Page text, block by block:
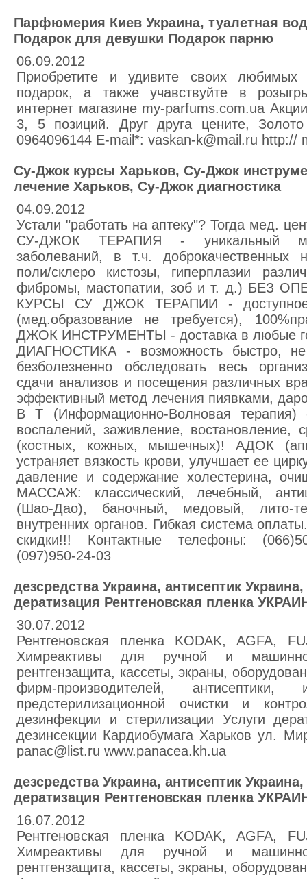
Парфюмерия Киев Украина, туалетная
Подарок для девушки Подарок парню
06.09.2012
Приобретите и удивите своих
подарок, а также учавствуйте в
интернет магазине my-parfums.com.ua
3, 5 позиций. Друг друга цените,
0964096144 E-mail*: vaskan-k@mail.ru http://
Су-Джок курсы Харьков, Су-Джок
лечение Харьков, Су-Джок диагностика
04.09.2012
Устали "работать на аптеку"? Тогда мед.
СУ-ДЖОК ТЕРАПИЯ - уникальный
заболеваний, в т.ч. доброкачественных
поли/склеро кистозы, гиперплазии
фибромы, мастопатии, зоб и т. д.) БЕЗ
КУРСЫ СУ ДЖОК ТЕРАПИИ - доступное
(мед.образование не требуется),
ДЖОК ИНСТРУМЕНТЫ - доставка в любые
ДИАГНОСТИКА - возможность быстро, не
безболезненно обследовать весь
сдачи анализов и посещения различных
эффективный метод лечения пиявками,
В Т (Информационно-Волновая терапия)
воспалений, заживление, востановление,
(костных, кожных, мышечных)! АДОК
устраняет вязкость крови, улучшает ее
давление и содержание холестерина,
МАССАЖ: классический, лечебный,
(Шао-Дао), баночный, медовый, лито-
внутренних органов. Гибкая система
скидки!!! Контактные телефоны:
(097)950-24-03
дезсредства Украина, антисептик
дератизация Рентгеновская пленка
30.07.2012
Рентгеновская пленка KODAK,
Химреактивы для ручной и
рентгензащита, кассеты, экраны,
фирм-производителей, антисептики,
предстерилизационной очистки и
дезинфекции и стерилизации Услуги
дезинсекции Кардиобумага Харьков ул.
panac@list.ru www.panacea.kh.ua
дезсредства Украина, антисептик
дератизация Рентгеновская пленка
16.07.2012
Рентгеновская пленка KODAK,
Химреактивы для ручной и
рентгензащита, кассеты, экраны,